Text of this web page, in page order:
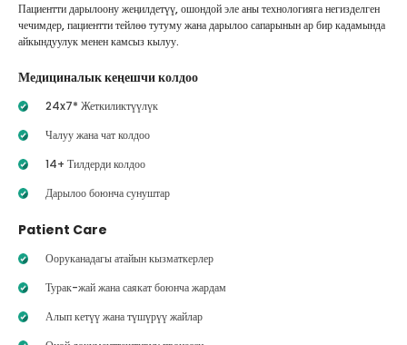
Пациентти дарылоону жеңилдетүү, ошондой эле аны технологияга негизделген
чечимдер, пациентти тейлөө тутуму жана дарылоо сапарынын ар бир кадамында
айкындуулук менен камсыз кылуу.
Медициналык кеңешчи колдоо
24x7* Жеткиликтүүлүк
Чалуу жана чат колдоо
14+ Тилдерди колдоо
Дарылоо боюнча сунуштар
Patient Care
Ооруканадагы атайын кызматкерлер
Турак-жай жана саякат боюнча жардам
Алып кетүү жана түшүрүү жайлар